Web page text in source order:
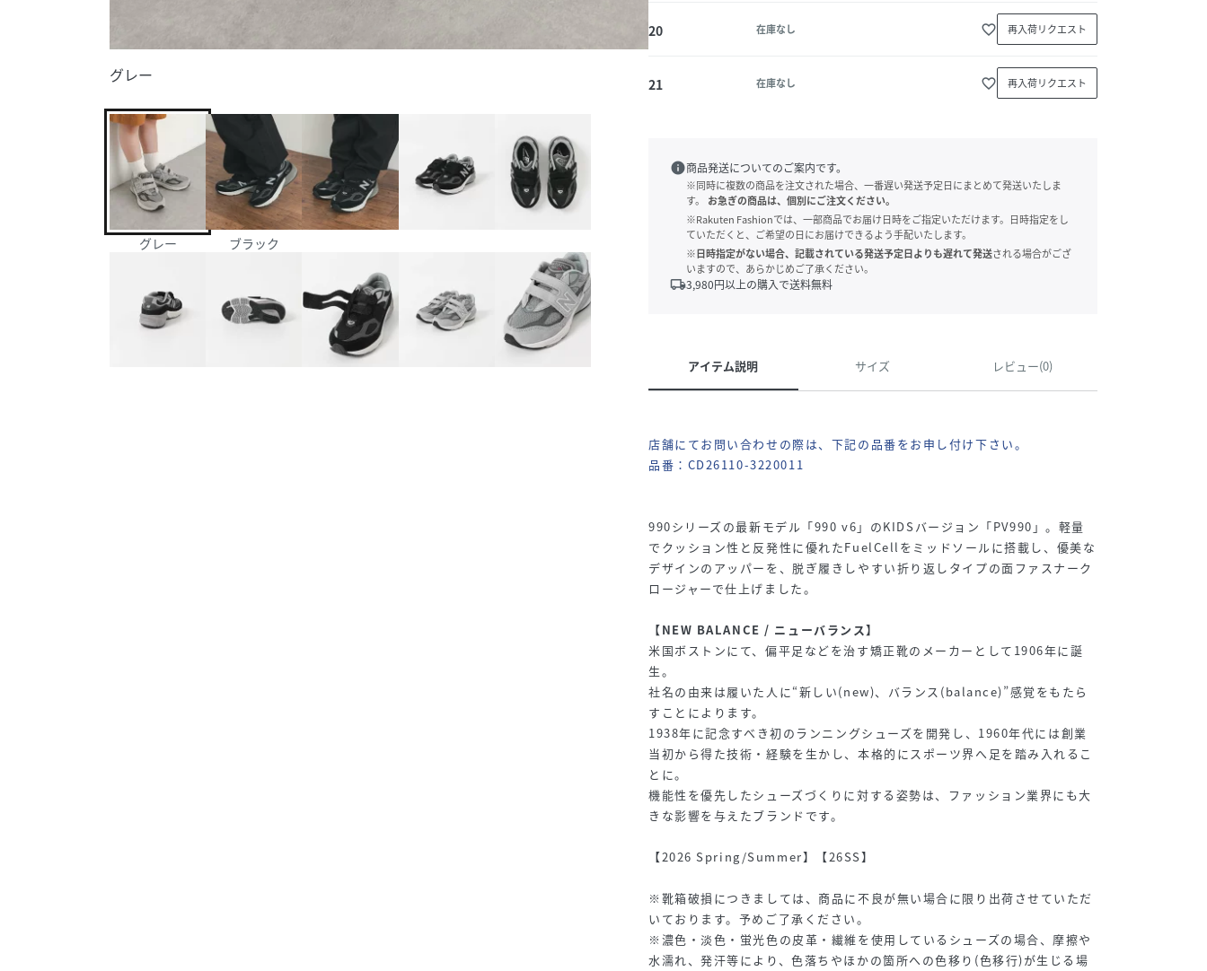
グレー
グレー ブラック
20 在庫なし favorite_border 再入荷リクエスト
21 在庫なし favorite_border 再入荷リクエスト
info商品発送についてのご案内です。
※同時に複数の商品を注文された場合、一番遅い発送予定日にまとめて発送いたしま
す。
お急ぎの商品は、個別にご注文ください。
※Rakuten Fashionでは、一部商品でお届け日時をご指定いただけます。日時指定をし
ていただくと、ご希望の日にお届けできるよう手配いたします。
※日時指定がない場合、記載されている発送予定日よりも遅れて発送される場合がござ
いますので、あらかじめご了承ください。
local_shipping3,980円以上の購入で送料無料
アイテム説明 サイズ レビュー(0)
店舗にてお問い合わせの際は、下記の品番をお申し付け下さい。
品番：CD26110-3220011
990シリーズの最新モデル「990 v6」のKIDSバージョン「PV990」。軽量
でクッション性と反発性に優れたFuelCellをミッドソールに搭載し、優美な
デザインのアッパーを、脱ぎ履きしやすい折り返しタイプの面ファスナーク
ロージャーで仕上げました。
【NEW BALANCE / ニューバランス】
米国ボストンにて、偏平足などを治す矯正靴のメーカーとして1906年に誕
生。
社名の由来は履いた人に“新しい(new)、バランス(balance)”感覚をもたら
すことによります。
1938年に記念すべき初のランニングシューズを開発し、1960年代には創業
当初から得た技術・経験を生かし、本格的にスポーツ界へ足を踏み入れるこ
とに。
機能性を優先したシューズづくりに対する姿勢は、ファッション業界にも大
きな影響を与えたブランドです。
【2026 Spring/Summer】【26SS】
※靴箱破損につきましては、商品に不良が無い場合に限り出荷させていただ
いております。予めご了承ください。
※濃色・淡色・蛍光色の皮革・繊維を使用しているシューズの場合、摩擦や
水濡れ、発汗等により、色落ちやほかの箇所への色移り(色移行)が生じる場